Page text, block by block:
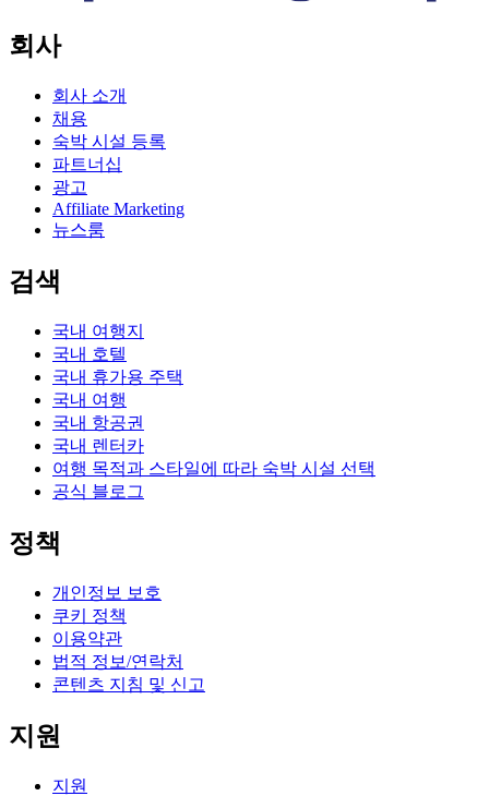
회사
회사 소개
채용
숙박 시설 등록
파트너십
광고
Affiliate Marketing
뉴스룸
검색
국내 여행지
국내 호텔
국내 휴가용 주택
국내 여행
국내 항공권
국내 렌터카
여행 목적과 스타일에 따라 숙박 시설 선택
공식 블로그
정책
개인정보 보호
쿠키 정책
이용약관
법적 정보/연락처
콘텐츠 지침 및 신고
지원
지원